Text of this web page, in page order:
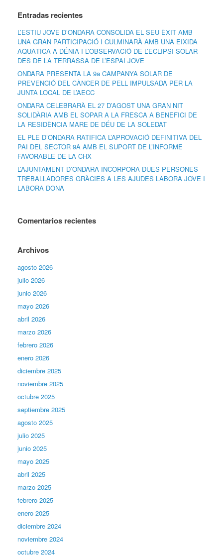
Entradas recientes
L’ESTIU JOVE D’ONDARA CONSOLIDA EL SEU ÈXIT AMB
UNA GRAN PARTICIPACIÓ I CULMINARÀ AMB UNA EIXIDA
AQUÀTICA A DÉNIA I L’OBSERVACIÓ DE L’ECLIPSI SOLAR
DES DE LA TERRASSA DE L’ESPAI JOVE
ONDARA PRESENTA LA 9a CAMPANYA SOLAR DE
PREVENCIÓ DEL CÀNCER DE PELL IMPULSADA PER LA
JUNTA LOCAL DE L’AECC
ONDARA CELEBRARÀ EL 27 D’AGOST UNA GRAN NIT
SOLIDÀRIA AMB EL SOPAR A LA FRESCA A BENEFICI DE
LA RESIDÈNCIA MARE DE DÉU DE LA SOLEDAT
EL PLE D’ONDARA RATIFICA L’APROVACIÓ DEFINITIVA DEL
PAI DEL SECTOR 9A AMB EL SUPORT DE L’INFORME
FAVORABLE DE LA CHX
L’AJUNTAMENT D’ONDARA INCORPORA DUES PERSONES
TREBALLADORES GRÀCIES A LES AJUDES LABORA JOVE I
LABORA DONA
Comentarios recientes
Archivos
agosto 2026
julio 2026
junio 2026
mayo 2026
abril 2026
marzo 2026
febrero 2026
enero 2026
diciembre 2025
noviembre 2025
octubre 2025
septiembre 2025
agosto 2025
julio 2025
junio 2025
mayo 2025
abril 2025
marzo 2025
febrero 2025
enero 2025
diciembre 2024
noviembre 2024
octubre 2024